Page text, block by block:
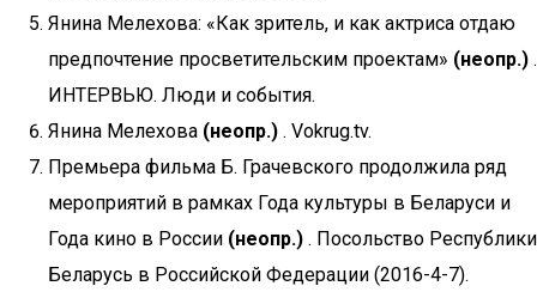
Янина Мелехова: «Как зритель, и как актриса отдаю
предпочтение просветительским проектам» (неопр.) .
ИНТЕРВЬЮ. Люди и события.
Янина Мелехова (неопр.) . Vokrug.tv.
Премьера фильма Б. Грачевского продолжила ряд
мероприятий в рамках Года культуры в Беларуси и
Года кино в России (неопр.) . Посольство Республики
Беларусь в Российской Федерации (2016-4-7).